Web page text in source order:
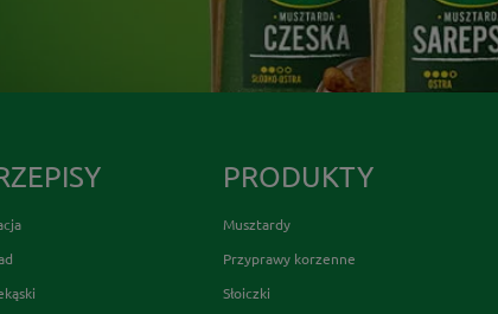
PRODUKTY
Musztardy
Przyprawy korzenne
Słoiczki